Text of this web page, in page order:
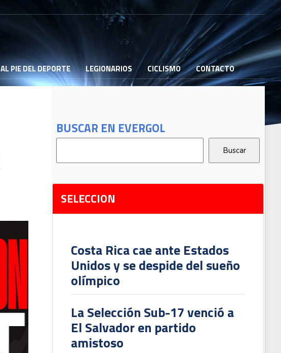
AL PIE DEL DEPORTE LEGIONARIOS CICLISMO CONTACTO
BUSCAR EN EVERGOL
SELECCION
Costa Rica cae ante Estados
Unidos y se despide del sueño
olímpico
La Selección Sub-17 venció a
El Salvador en partido
amistoso